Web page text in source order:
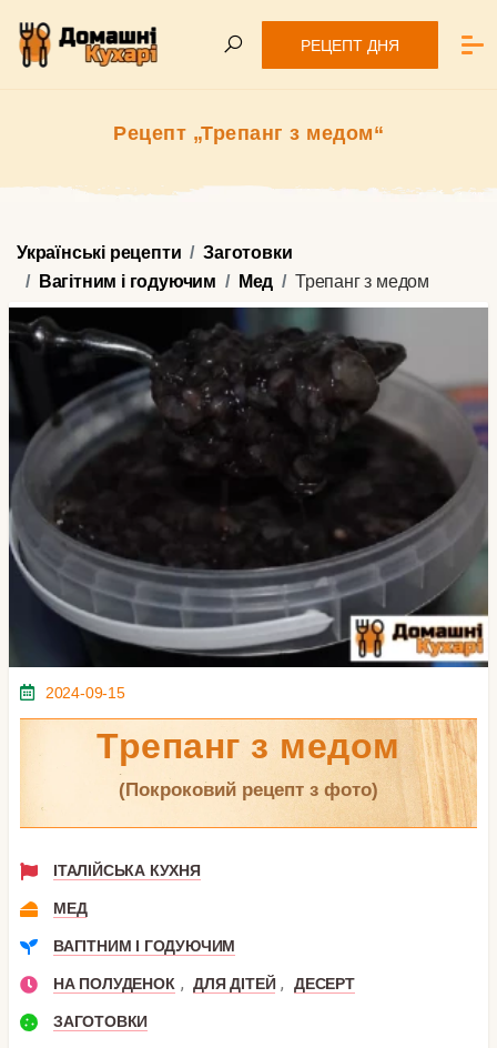
РЕЦЕПТ ДНЯ
Рецепт „Трепанг з медом“
Українські рецепти
Заготовки
Вагітним і годуючим
Мед Трепанг з медом
2024-09-15
Трепанг з медом
(покроковий рецепт з фото)
ІТАЛІЙСЬКА КУХНЯ
МЕД
ВАГІТНИМ І ГОДУЮЧИМ
НА ПОЛУДЕНОК , ДЛЯ ДІТЕЙ , ДЕСЕРТ
ЗАГОТОВКИ